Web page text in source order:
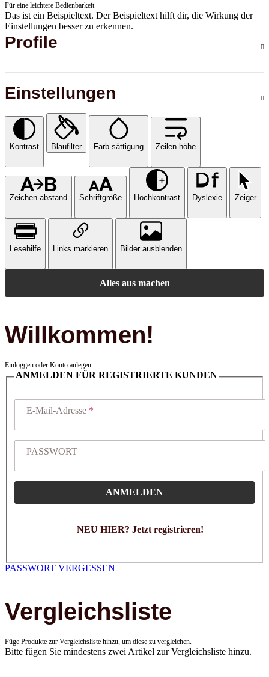
Für eine leichtere Bedienbarkeit
Das ist ein Beispieltext. Der Beispieltext hilft dir, die Wirkung der
Einstellungen besser zu erkennen.
Profile
Einstellungen
Kontrast Blaufilter Farb-sättigung Zeilen-höhe
Zeichen-abstand Schriftgröße Hochkontrast Dyslexie Zeiger
Lesehilfe Links markieren Bilder ausblenden
Alles aus machen
Willkommen!
Einloggen oder Konto anlegen.
ANMELDEN FÜR REGISTRIERTE KUNDEN
E-Mail-Adresse
PASSWORT
ANMELDEN
NEU HIER? Jetzt registrieren!
PASSWORT VERGESSEN
Vergleichsliste
Füge Produkte zur Vergleichsliste hinzu, um diese zu vergleichen.
Bitte fügen Sie mindestens zwei Artikel zur Vergleichsliste hinzu.